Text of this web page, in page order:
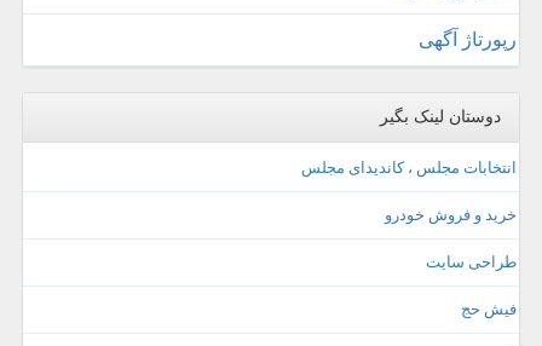
رپورتاژ آگهی
دوستان لینک بگیر
انتخابات مجلس ، کاندیدای مجلس
خرید و فروش خودرو
طراحی سایت
فیش حج